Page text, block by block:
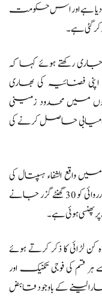
دیا ہے اور اس حکومت
رکھتے ہوئے کہا کہ
فضائیہ کی بھاری
میں محدود زمینی
کامیابی حاصل کرنے کی
الشفاء ہسپتال کی
طرف جارحیت پسندوں کی زمینی کارروائی کو 30 گھنٹے گزر جانے
لڑائی کا ذکر کرتے ہوئے
قسم کی فوجی تکنیک اور
لینے کے باوجود قابض